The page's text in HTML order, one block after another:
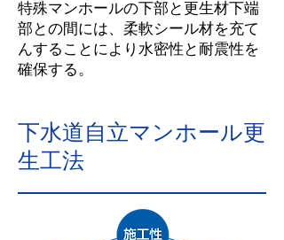
特殊マンホールの下部と更生材下端
部との間には、柔軟シール材を充て
んすることにより水密性と耐震性を
確保する。
下水道自立マンホール更
生工法